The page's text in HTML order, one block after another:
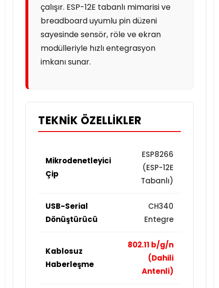
çalışır. ESP-12E tabanlı mimarisi ve
breadboard uyumlu pin düzeni
sayesinde sensör, röle ve ekran
modülleriyle hızlı entegrasyon
imkanı sunar.
TEKNIK ÖZELLIKLER
Mikrodenetleyici
Çip
ESP8266
(ESP-12E
Tabanlı)
USB-Serial
Dönüştürücü
CH340
Entegre
Kablosuz
Haberleşme
802.11 b/g/n
(Dahili
Antenli)